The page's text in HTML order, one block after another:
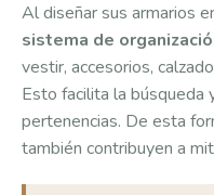
Al diseñar sus armarios
sistema de
vestir, accesorios,
Esto facilita la búsqueda
pertenencias. De esta
también contribuyen a